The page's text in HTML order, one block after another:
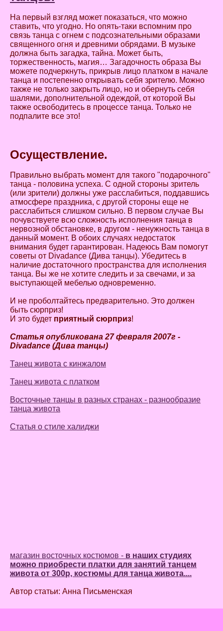
На первый взгляд может показаться, что можно
ставить, что угодно. Но опять-таки вспомним про
связь танца с огнем с подсознательными образами
священного огня и древними обрядами. В музыке
должна быть загадка, тайна. Может быть,
торжественность, магия… Загадочность образа Вы
можете подчеркнуть, прикрыв лицо платком в начале
танца и постепенно открывать себя зрителю. Можно
также не только закрыть лицо, но и обернуть себя
шалями, дополнительной одеждой, от которой Вы
также освободитесь в процессе танца. Только не
подпалите все это!
Осуществление.
Правильно выбрать момент для такого "подарочного"
танца - половина успеха. С одной стороны зритель
(или зрители) должны уже расслабиться, поддавшись
атмосфере праздника, с другой стороны еще не
расслабиться слишком сильно. В первом случае Вы
почувствуете всю сложность исполнения танца в
нервозной обстановке, в другом - ненужность танца в
данный момент. В обоих случаях недостаток
внимания будет гарантирован. Надеюсь Вам помогут
советы от Divadance (Дива танцы). Убедитесь в
наличие достаточного пространства для исполнения
танца. Вы же не хотите следить и за свечами, и за
выступающей мебелью одновременно.
И не проболтайтесь предварительно. Это должен
быть сюрприз!
И это будет приятный сюрприз!
Статья опубликована 27 февраля 2007г -
Divadance (Дива танцы)
Танец живота с кинжалом
Танец живота с платком
Восточные танцы в разных странах - разнообразие
танца живота
Статья о стиле халиджи
магазин восточных костюмов - в наших студиях
можно приобрести платки для занятий танцем
живота от 300р, костюмы для танца живота....
Автор статьи: Анна Письменская